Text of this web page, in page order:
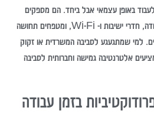
באופן עצמאי אבל ביחד. הם מספקים
שירותים משרדיים כגון שולחנות עבודה, חדרי ישיבות ו- Wi-Fi, ומטפחים תחושה
למי שמתגעגע לסביבה המשרדית או זקוק
אלטרנטיבה גמישה וחברותית לסביבה
בזמן עבודה